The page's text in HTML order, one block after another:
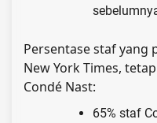
Persentase staf yang
New York Times,
Condé Nast:
65% staf